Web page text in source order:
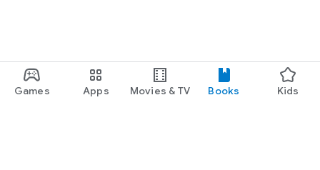
Games Apps Movies & TV Books Kids